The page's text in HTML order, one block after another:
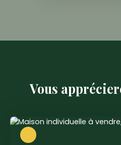
Vous